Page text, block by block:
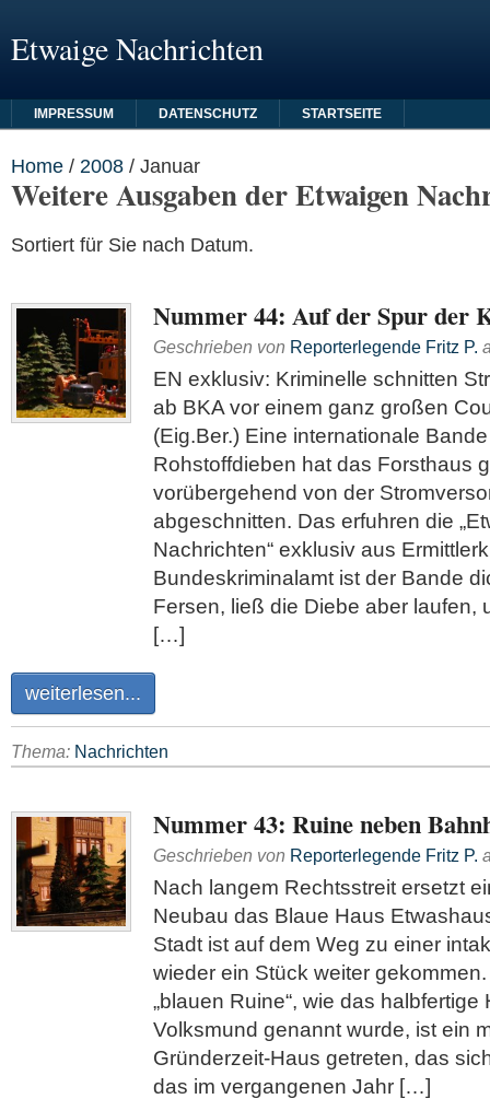
Etwaige Nachrichten
IMPRESSUM DATENSCHUTZ STARTSEITE
Home / 2008 / Januar
Weitere Ausgaben der Etwaigen
Sortiert für Sie nach Datum.
Nummer 44: Auf der Spur der
Geschrieben von Reporterlegende Fritz P.
EN exklusiv: Kriminelle schnitten
ab BKA vor einem ganz großen
(Eig.Ber.) Eine internationale
Rohstoffdieben hat das Forsthaus
vorübergehend von der
abgeschnitten. Das erfuhren die
Nachrichten“ exklusiv aus
Bundeskriminalamt ist der Bande
Fersen, ließ die Diebe aber laufen,
[…]
weiterlesen...
Thema: Nachrichten
Nummer 43: Ruine neben
Geschrieben von Reporterlegende Fritz P.
Nach langem Rechtsstreit ersetzt
Neubau das Blaue Haus
Stadt ist auf dem Weg zu einer
wieder ein Stück weiter
„blauen Ruine“, wie das halbfertige
Volksmund genannt wurde, ist ein
Gründerzeit-Haus getreten, das
das im vergangenen Jahr […]